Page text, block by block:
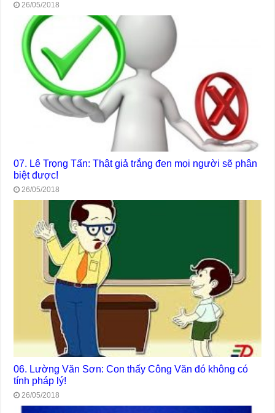
26/05/2018
07. Lê Trọng Tấn: Thật giả trắng đen mọi người sẽ phân
biệt được!
26/05/2018
06. Lường Văn Sơn: Con thấy Công Văn đó không có
tính pháp lý!
26/05/2018